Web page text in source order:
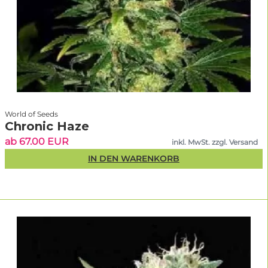
Keimrate. Achte auf stabile Zuchtlinien, transparente Angaben und
Händler mit Erfahrung.Linda Seedsbietet geprüfte Feminisierungen,
zuverlässige Lieferzeiten und diskreten Versand innerhalb Deutschlands
und in viele EU-Länder.
Kundenbewertungen prüfen:authentisches Feedback hilft bei der
Sortenwahl.
Keimrate & Qualität:alle von uns geführten Samen sind zertifiziert
und liefern konstant gute Ergebnisse.
Regelmäßig verfügbare Sorten:
ausverkauft – rechtzeitig sichern!
Seit wann gibt es feminisierte
Die erstenfeminisierten Cannabissamenwurden Ende der 1990er
Spanien perfektioniert. Heute sind über 90 % aller im Fachhandel
erhältlichen Hanfsamen feminisiert – und die Technik wird ständig weiter
World of Seeds
Chronic Haze
ab 67.00 EUR inkl. MwSt. zzgl. Versand
IN DEN WARENKORB